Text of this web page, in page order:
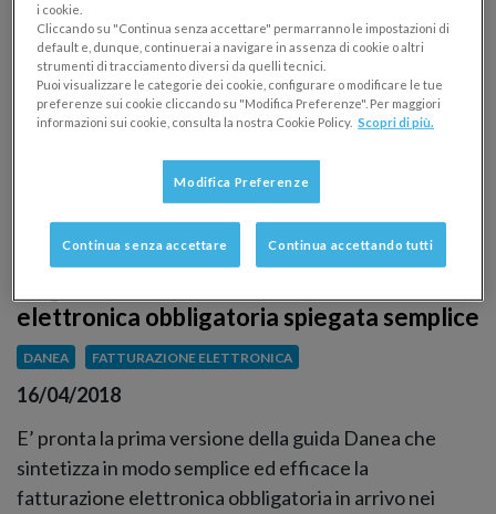
elettronica obbligatoria spiegata semplice
DANEA FATTURAZIONE ELETTRONICA
16/04/2018
E’ pronta la prima versione della guida Danea che
sintetizza in modo semplice ed efficace la
fatturazione elettronica obbligatoria in arrivo nei
i cookie.
Cliccando su "Continua senza accettare" permarranno le impostazioni di
default e, dunque, continuerai a navigare in assenza di cookie o altri
strumenti di tracciamento diversi da quelli tecnici.
Puoi visualizzare le categorie dei cookie, configurare o modificare le tue
preferenze sui cookie cliccando su "Modifica Preferenze". Per maggiori
informazioni sui cookie, consulta la nostra Cookie Policy. Scopri di più.
Modifica Preferenze
Continua senza accettare Continua accettando tutti